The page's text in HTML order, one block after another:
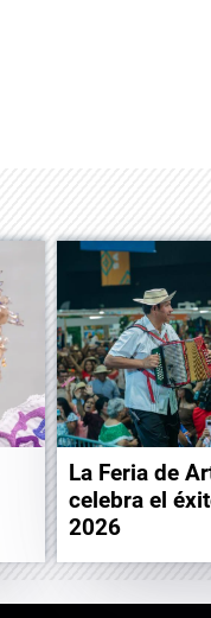
La Feria de
celebra el
2026